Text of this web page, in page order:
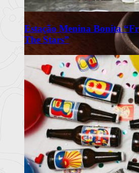
Estação Menina Bonita
The Stars”
Omakase Wa celebra
Edomae Sushi em
Restaurante com recomendação
experiência intimis
Ler mais+